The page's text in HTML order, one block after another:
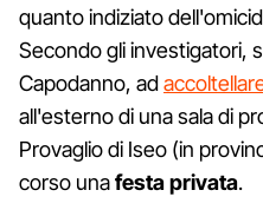
quanto indiziato
Secondo gli investigatori,
Capodanno, ad
all'esterno di una sala di
Provaglio di Iseo (in
corso unafesta privata.